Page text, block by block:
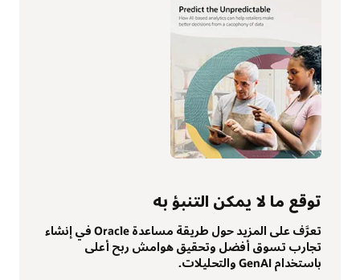
توقع ما لا يمكن التنبؤ به
تعرَّف على المزيد حول طريقة مساعدة Oracle في إنشاء
تجارب تسوق أفضل وتحقيق هوامش ربح أعلى
باستخدام GenAI والتحليلات.